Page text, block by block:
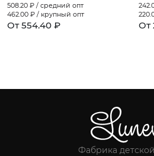
508.20 ₽ / средний опт
462.00 ₽ / крупный опт
От 554.40 ₽ От
Фабрика детской